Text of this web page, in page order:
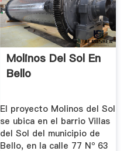
Molinos Del Sol En
Bello
El proyecto Molinos del Sol
se ubica en el barrio Villas
del Sol del municipio de
Bello, en la calle 77 Nº 63